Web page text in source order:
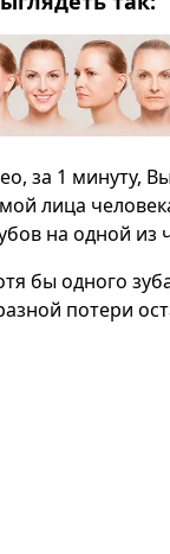
за 1 минуту,
лица
на одной из
бы одного
потери